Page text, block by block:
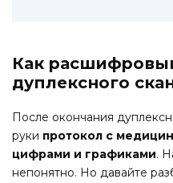
Как
дуплексного
После окончания
руки протокол с
цифрами и графиками.
непонятно. Но давайте